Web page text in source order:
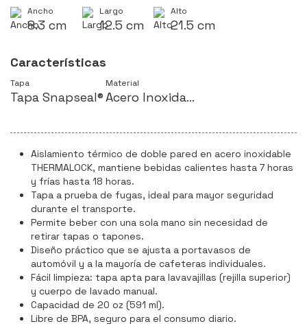
Ancho
8.3 cm
Largo
12.5 cm
Alto
21.5 cm
Características
Tapa
Tapa Snapseal®
Material
Acero Inoxidable
Aislamiento térmico de doble pared en acero inoxidable
THERMALOCK, mantiene bebidas calientes hasta 7 horas
y frías hasta 18 horas.
Tapa a prueba de fugas, ideal para mayor seguridad
durante el transporte.
Permite beber con una sola mano sin necesidad de
retirar tapas o tapones.
Diseño práctico que se ajusta a portavasos de
automóvil y a la mayoría de cafeteras individuales.
Fácil limpieza: tapa apta para lavavajillas (rejilla superior)
y cuerpo de lavado manual.
Capacidad de 20 oz (591 ml).
Libre de BPA, seguro para el consumo diario.